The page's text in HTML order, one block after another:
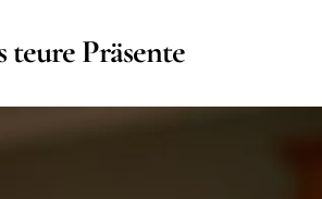
teure Präsente